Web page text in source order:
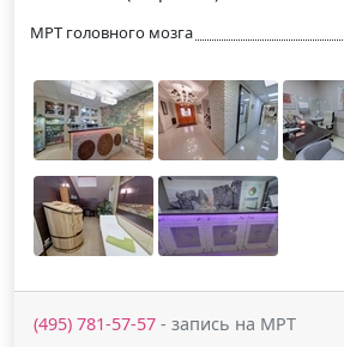
МРТ головного мозга
(495) 781-57-57 - запись на МРТ